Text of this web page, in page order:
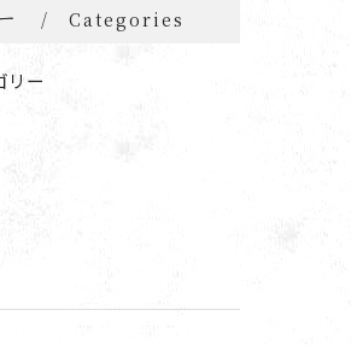
Categories
リー